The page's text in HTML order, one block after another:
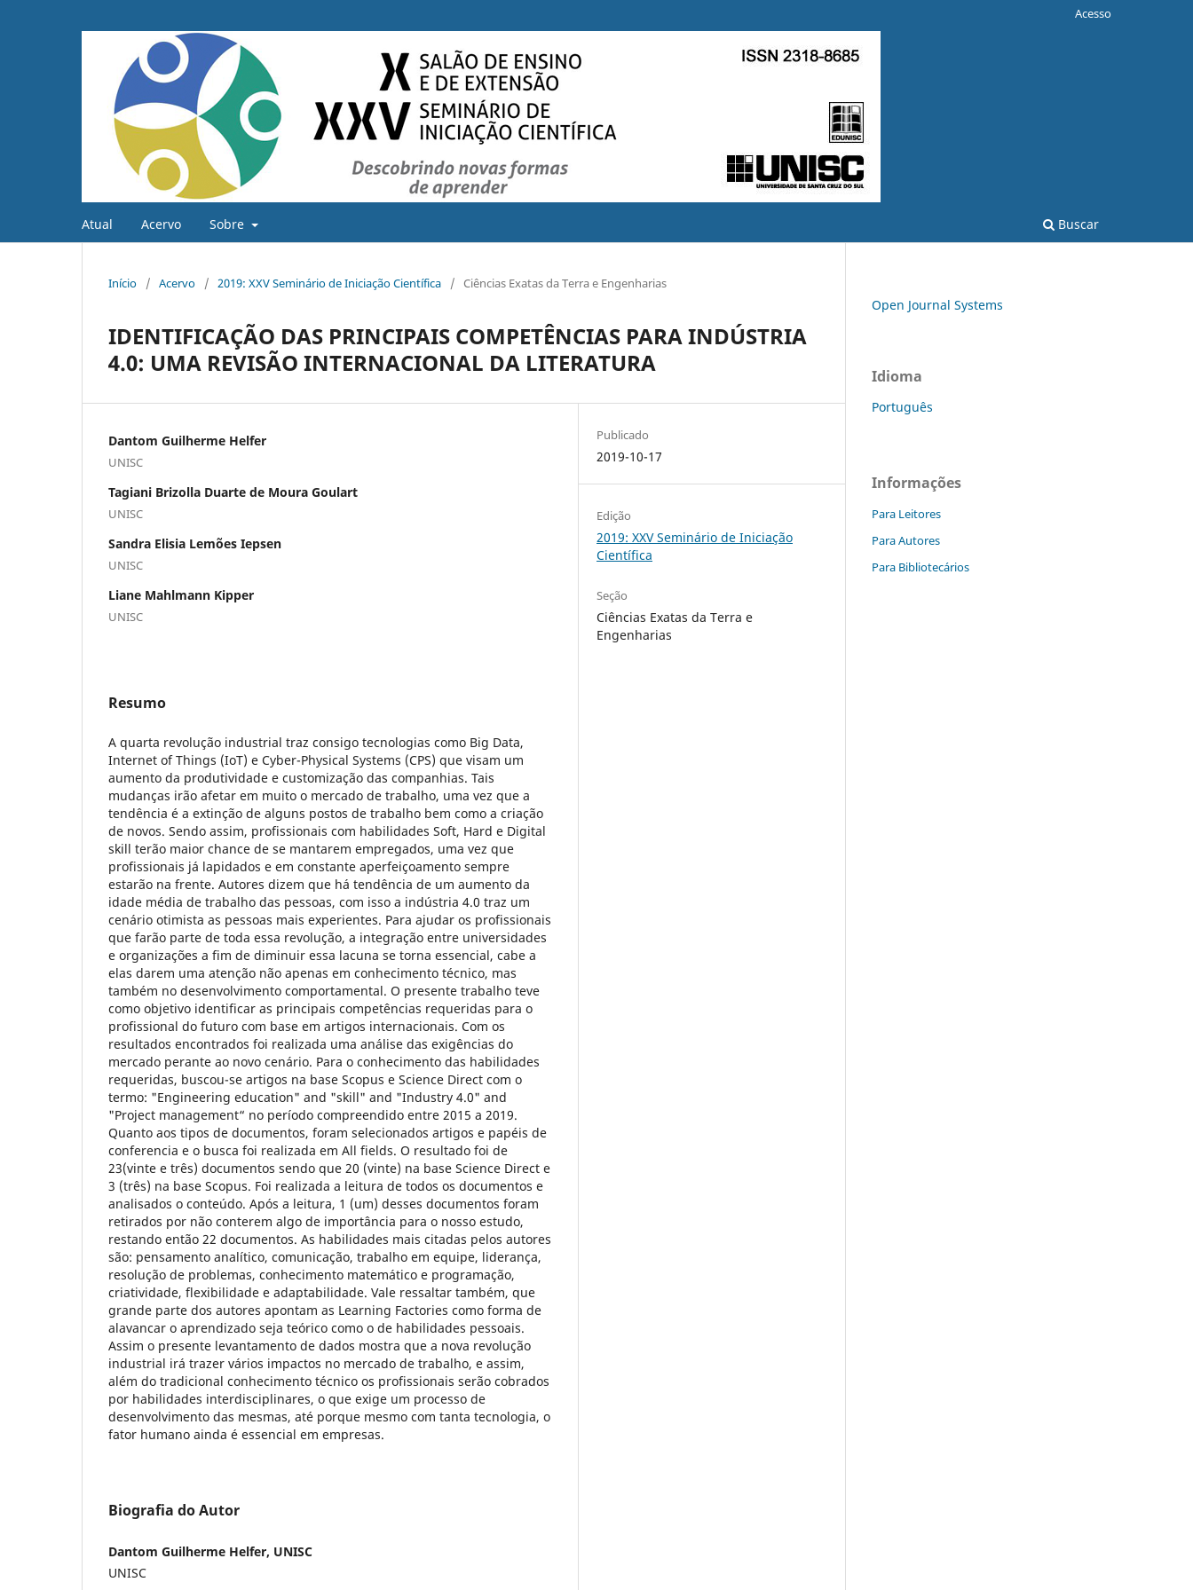
Atual Acervo Sobre Buscar
Acesso
Início / Acervo / 2019: XXV Seminário de Iniciação Científica / Ciências Exatas da Terra e Engenharias
IDENTIFICAÇÃO DAS PRINCIPAIS COMPETÊNCIAS PARA INDÚSTRIA
4.0: UMA REVISÃO INTERNACIONAL DA LITERATURA
Dantom Guilherme Helfer
UNISC
Tagiani Brizolla Duarte de Moura Goulart
UNISC
Sandra Elisia Lemões Iepsen
UNISC
Liane Mahlmann Kipper
UNISC
Resumo
A quarta revolução industrial traz consigo tecnologias como Big Data,
Internet of Things (IoT) e Cyber-Physical Systems (CPS) que visam um
aumento da produtividade e customização das companhias. Tais
mudanças irão afetar em muito o mercado de trabalho, uma vez que a
tendência é a extinção de alguns postos de trabalho bem como a criação
de novos. Sendo assim, profissionais com habilidades Soft, Hard e Digital
skill terão maior chance de se mantarem empregados, uma vez que
profissionais já lapidados e em constante aperfeiçoamento sempre
estarão na frente. Autores dizem que há tendência de um aumento da
idade média de trabalho das pessoas, com isso a indústria 4.0 traz um
cenário otimista as pessoas mais experientes. Para ajudar os profissionais
que farão parte de toda essa revolução, a integração entre universidades
e organizações a fim de diminuir essa lacuna se torna essencial, cabe a
elas darem uma atenção não apenas em conhecimento técnico, mas
também no desenvolvimento comportamental. O presente trabalho teve
como objetivo identificar as principais competências requeridas para o
profissional do futuro com base em artigos internacionais. Com os
resultados encontrados foi realizada uma análise das exigências do
mercado perante ao novo cenário. Para o conhecimento das habilidades
requeridas, buscou-se artigos na base Scopus e Science Direct com o
termo: "Engineering education" and "skill" and "Industry 4.0" and
"Project management“ no período compreendido entre 2015 a 2019.
Quanto aos tipos de documentos, foram selecionados artigos e papéis de
conferencia e o busca foi realizada em All fields. O resultado foi de
23(vinte e três) documentos sendo que 20 (vinte) na base Science Direct e
3 (três) na base Scopus. Foi realizada a leitura de todos os documentos e
analisados o conteúdo. Após a leitura, 1 (um) desses documentos foram
retirados por não conterem algo de importância para o nosso estudo,
restando então 22 documentos. As habilidades mais citadas pelos autores
são: pensamento analítico, comunicação, trabalho em equipe, liderança,
resolução de problemas, conhecimento matemático e programação,
criatividade, flexibilidade e adaptabilidade. Vale ressaltar também, que
grande parte dos autores apontam as Learning Factories como forma de
alavancar o aprendizado seja teórico como o de habilidades pessoais.
Assim o presente levantamento de dados mostra que a nova revolução
industrial irá trazer vários impactos no mercado de trabalho, e assim,
além do tradicional conhecimento técnico os profissionais serão cobrados
por habilidades interdisciplinares, o que exige um processo de
desenvolvimento das mesmas, até porque mesmo com tanta tecnologia, o
fator humano ainda é essencial em empresas.
Biografia do Autor
Dantom Guilherme Helfer, UNISC
UNISC
Publicado
2019-10-17
Edição
2019: XXV Seminário de Iniciação
Científica
Seção
Ciências Exatas da Terra e
Engenharias
Open Journal Systems
Idioma
Português
Informações
Para Leitores
Para Autores
Para Bibliotecários